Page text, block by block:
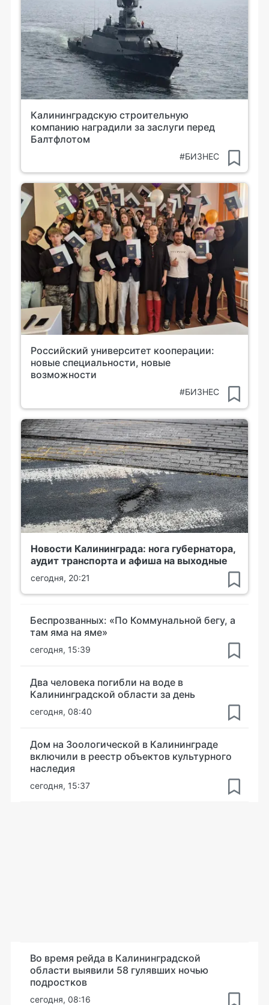
Калининградскую строительную
компанию наградили за заслуги перед
Балтфлотом
#БИЗНЕС
Российский университет кооперации:
новые специальности, новые
возможности
#БИЗНЕС
Новости Калининграда: нога губернатора,
аудит транспорта и афиша на выходные
сегодня, 20:21
Беспрозванных: «По Коммунальной бегу, а
там яма на яме»
сегодня, 15:39
Два человека погибли на воде в
Калининградской области за день
сегодня, 08:40
Дом на Зоологической в Калининграде
включили в реестр объектов культурного
наследия
сегодня, 15:37
Во время рейда в Калининградской
области выявили 58 гулявших ночью
подростков
сегодня, 08:16